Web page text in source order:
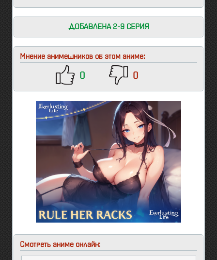
ДОБАВЛЕНА 2-9 СЕРИЯ
Мнение анимешников об этом аниме:
0 0
Смотреть аниме онлайн: